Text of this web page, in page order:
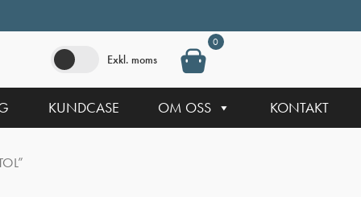
Exkl. moms
0
KUNDCASE OM OSS KONTAKT